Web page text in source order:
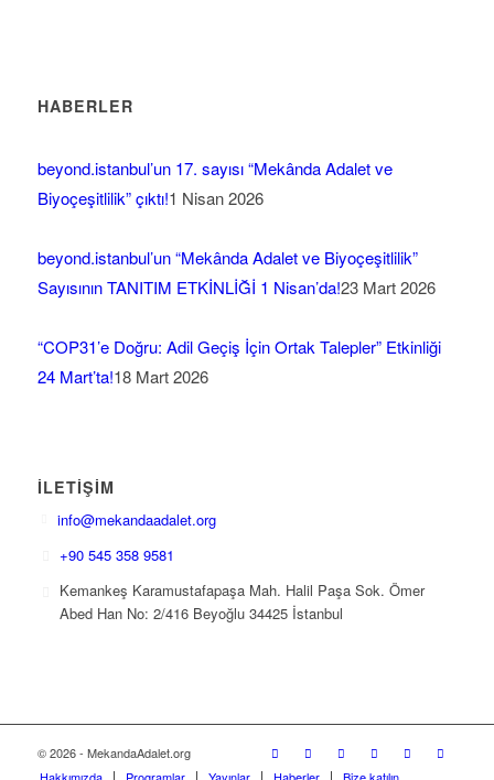
HABERLER
beyond.istanbul’un 17. sayısı “Mekânda Adalet ve
Biyoçeşitlilik” çıktı!1 Nisan 2026
beyond.istanbul’un “Mekânda Adalet ve Biyoçeşitlilik”
Sayısının TANITIM ETKİNLİĞİ 1 Nisan’da!23 Mart 2026
“COP31’e Doğru: Adil Geçiş İçin Ortak Talepler” Etkinliği
24 Mart’ta!18 Mart 2026
İLETIŞIM
info@mekandaadalet.org
+90 545 358 9581
Kemankeş Karamustafapaşa Mah. Halil Paşa Sok. Ömer
Abed Han No: 2/416 Beyoğlu 34425 İstanbul
© 2026 - MekandaAdalet.org